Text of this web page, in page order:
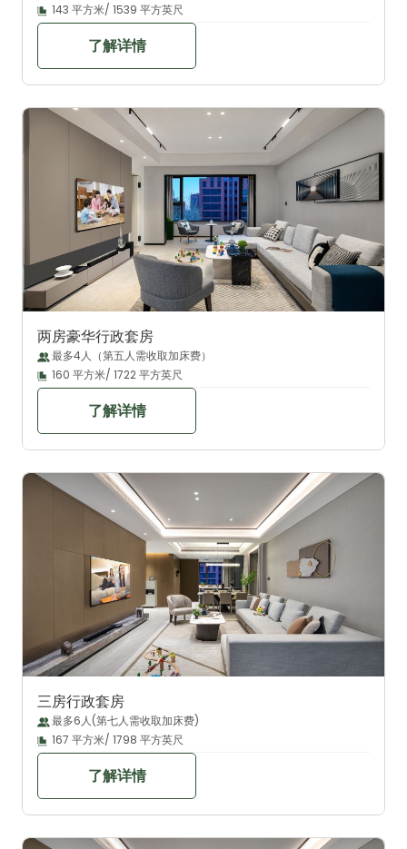
143 平方米/ 1539 平方英尺
了解详情
两房豪华行政套房
最多4人（第五人需收取加床费）
160 平方米/ 1722 平方英尺
了解详情
三房行政套房
最多6人(第七人需收取加床费)
167 平方米/ 1798 平方英尺
了解详情